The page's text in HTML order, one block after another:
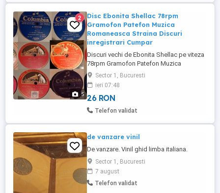
5
2
Disc Ebonita Shellac 78rpm
Gramofon Patefon Muzica
Romaneasca Straina Discuri
inregistrari Cumpar
Discuri vechi de Ebonita Shellac pe viteza
78rpm Gramofon Patefon Muzica
Romaneasca Straina Discuri inregistrari
muzica clasica culta opera usoara firma
columbia, his masters voice Sunt interesat
sa si Cumpar / Achizitionez loturi de
discuri 33 45 si 78 rpm indiferent de
Sector 1, Bucuresti
ieri 07:48
26 RON
Telefon validat
de vanzare vinil
De vanzare. Vinil ghid limba italiana.
Sector 1, Bucuresti
7 august
Telefon validat